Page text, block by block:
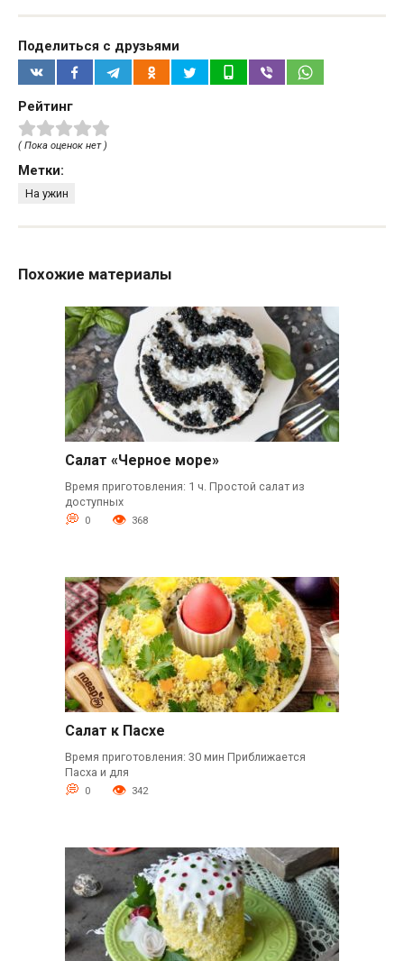
Поделиться с друзьями
Рейтинг
( Пока оценок нет )
Метки:
На ужин
Похожие материалы
Салат «Черное море»
Время приготовления: 1 ч. Простой салат из
доступных
0 368
Салат к Пасхе
Время приготовления: 30 мин Приближается
Пасха и для
0 342